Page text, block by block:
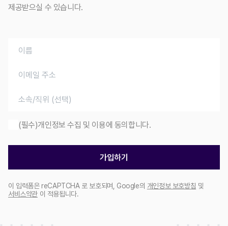
제공받으실 수 있습니다.
(필수)개인정보 수집 및 이용에 동의합니다.
가입하기
이 입력폼은 reCAPTCHA 로 보호되며, Google의 개인정보 보호방침 및
서비스약관 이 적용됩니다.